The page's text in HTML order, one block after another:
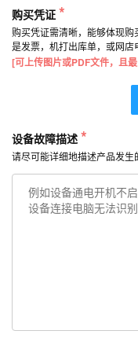
购买凭证 *
购买凭证需清晰，能够体现
是发票，机打出库单，或网店
[可上传图片或PDF文件，且
设备故障描述 *
请尽可能详细地描述产品发生